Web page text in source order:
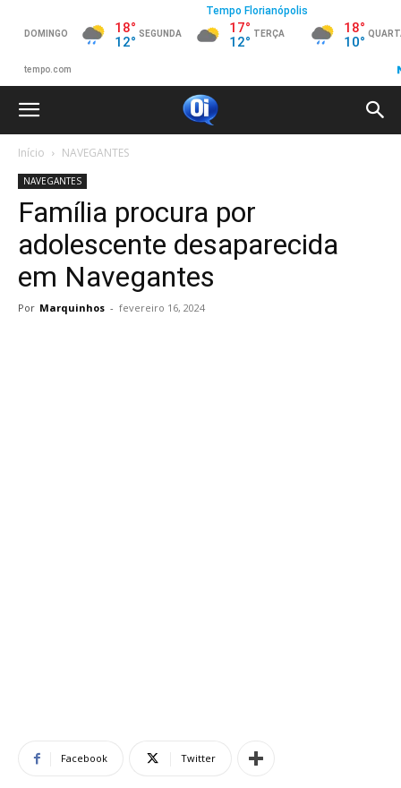
Início NAVEGANTES
NAVEGANTES
Família procura por
adolescente desaparecida
em Navegantes
Por Marquinhos - fevereiro 16, 2024
Facebook Twitter